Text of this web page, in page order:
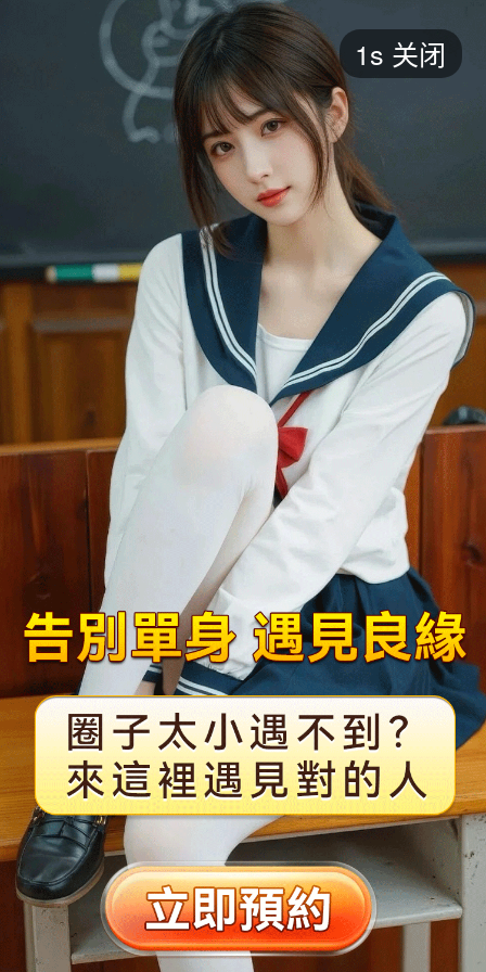
短剧
最热 添加 评分
都市 甜宠 逆袭 玄幻
2025 2024 2023 2022
全部 大陆 香港 台湾 美国 韩国 日本
1s 关闭